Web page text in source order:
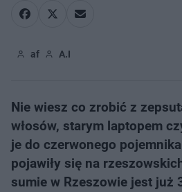
af A.I
Nie wiesz co zrobić z
włosów, starym laptopem
je do czerwonego
pojawiły się na
sumie w Rzeszowie jest już